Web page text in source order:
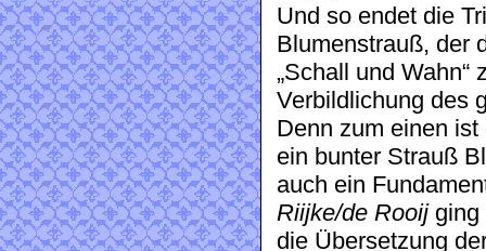
Und so endet die
Blumenstrauß, der
„Schall und Wahn“
Verbildlichung des
Denn zum einen
ein bunter Strauß
auch ein
Riijke/de Rooij ging
die Übersetzung